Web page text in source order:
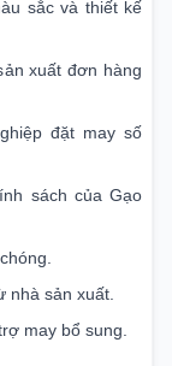
sắc và thiết kế
xuất đơn hàng
đặt may số
sách của Gạo
nhà sản xuất.
may bổ sung.